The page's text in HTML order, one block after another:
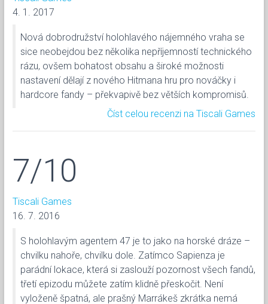
4. 1. 2017
Nová dobrodružství holohlavého nájemného vraha se
sice neobejdou bez několika nepříjemností technického
rázu, ovšem bohatost obsahu a široké možnosti
nastavení dělají z nového Hitmana hru pro nováčky i
hardcore fandy – překvapivě bez větších kompromisů.
Číst celou recenzi na Tiscali Games
7/10
Tiscali Games
16. 7. 2016
S holohlavým agentem 47 je to jako na horské dráze –
chvilku nahoře, chvilku dole. Zatímco Sapienza je
parádní lokace, která si zaslouží pozornost všech fandů,
třetí epizodu můžete zatím klidně přeskočit. Není
vyloženě špatná, ale prašný Marrákeš zkrátka nemá